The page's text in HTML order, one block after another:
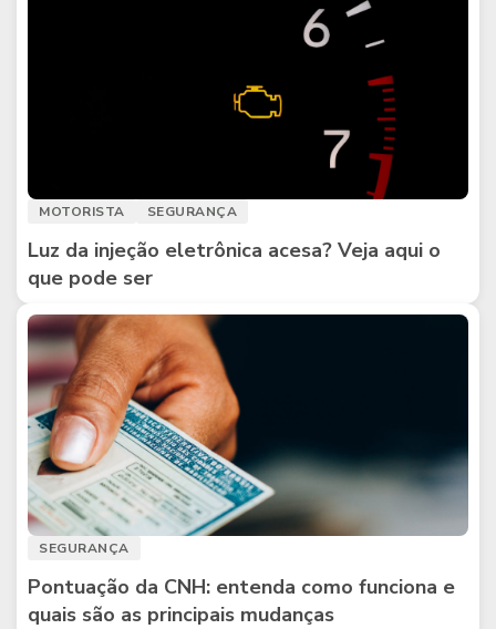
MOTORISTA SEGURANÇA
Luz da injeção eletrônica acesa? Veja aqui o
que pode ser
SEGURANÇA
Pontuação da CNH: entenda como funciona e
quais são as principais mudanças